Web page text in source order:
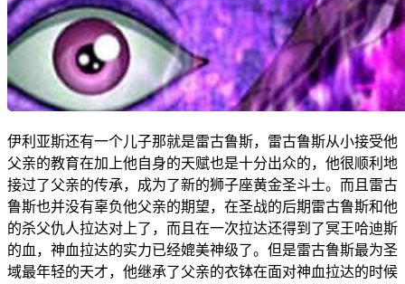
伊利亚斯还有一个儿子那就是雷古鲁斯，雷古鲁斯从小接受他
父亲的教育在加上他自身的天赋也是十分出众的，他很顺利地
接过了父亲的传承，成为了新的狮子座黄金圣斗士。而且雷古
鲁斯也并没有辜负他父亲的期望，在圣战的后期雷古鲁斯和他
的杀父仇人拉达对上了，而且在一次拉达还得到了冥王哈迪斯
的血，神血拉达的实力已经媲美神级了。但是雷古鲁斯最为圣
域最年轻的天才，他继承了父亲的衣钵在面对神血拉达的时候